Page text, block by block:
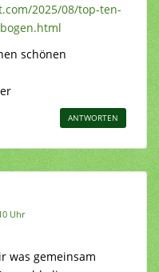
2025/08/top-ten-
schönen
ANTWORTEN
Uhr
was gemeinsam